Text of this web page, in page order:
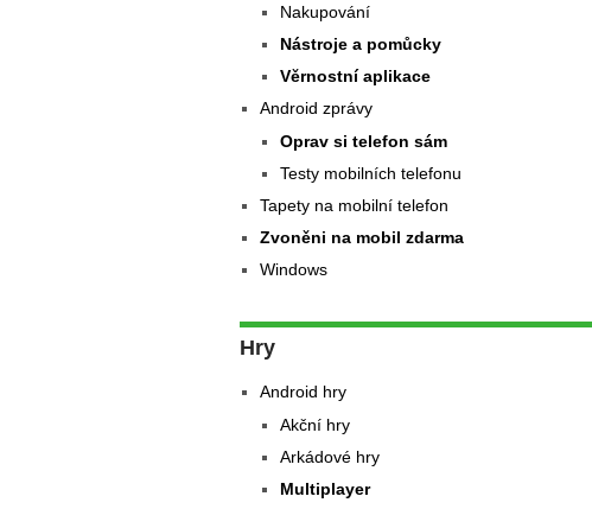
Nakupování
Nástroje a pomůcky
Věrnostní aplikace
Android zprávy
Oprav si telefon sám
Testy mobilních telefonu
Tapety na mobilní telefon
Zvoněni na mobil zdarma
Windows
Hry
Android hry
Akční hry
Arkádové hry
Multiplayer